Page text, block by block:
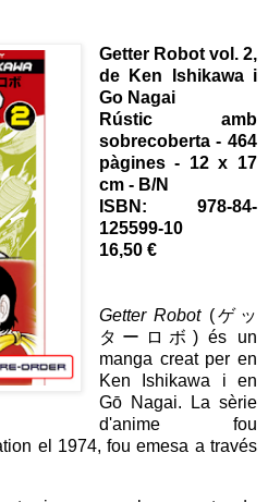
Getter Robot vol. 2,
de Ken Ishikawa i
Go Nagai
Rústic amb
sobrecoberta - 464
pàgines - 12 x 17
cm - B/N
ISBN: 978-84-
125599-10
16,50 €
Getter Robot(ゲッ
ターロボ) és un
manga creat per en
Ken Ishikawa i en
Gō Nagai. La sèrie
d'anime fou
el 1974, fou emesa a través